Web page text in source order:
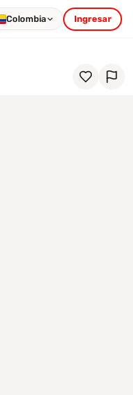
Colombia Ingresar